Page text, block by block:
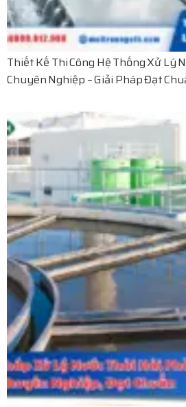
Thiết Kế Thi Công Hệ Thống Xử Lý
Chuyên Nghiệp – Giải Pháp Đạt